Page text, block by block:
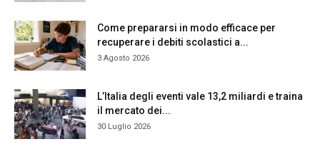
Come prepararsi in modo efficace per
recuperare i debiti scolastici a...
3 Agosto 2026
L’Italia degli eventi vale 13,2 miliardi e traina
il mercato dei...
30 Luglio 2026